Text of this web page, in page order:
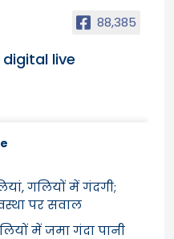
88,385
digital live
गलियों में गंदगी;
पर सवाल
में जमा गंदा पानी